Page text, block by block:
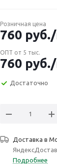
Розничная цена
760 руб.
ОПТ от 5 тыс.
760 руб.
Достаточно
Доставка в
Подробнее